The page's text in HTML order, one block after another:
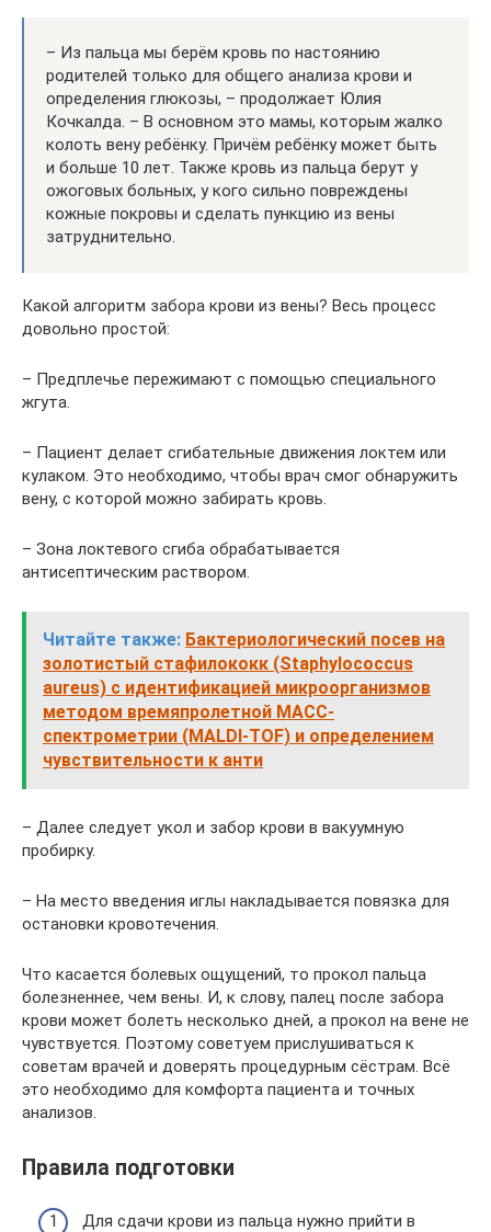
– Из пальца мы берём кровь по настоянию
родителей только для общего анализа крови и
определения глюкозы, – продолжает Юлия
Кочкалда. – В основном это мамы, которым жалко
колоть вену ребёнку. Причём ребёнку может быть
и больше 10 лет. Также кровь из пальца берут у
ожоговых больных, у кого сильно повреждены
кожные покровы и сделать пункцию из вены
затруднительно.
Какой алгоритм забора крови из вены? Весь процесс
довольно простой:
– Предплечье пережимают с помощью специального
жгута.
– Пациент делает сгибательные движения локтем или
кулаком. Это необходимо, чтобы врач смог обнаружить
вену, с которой можно забирать кровь.
– Зона локтевого сгиба обрабатывается
антисептическим раствором.
Читайте также: Бактериологический посев на
золотистый стафилококк (Staphylococcus
aureus) с идентификацией микроорганизмов
методом времяпролетной МАСС-
спектрометрии (MALDI-TOF) и определением
чувствительности к анти
– Далее следует укол и забор крови в вакуумную
пробирку.
– На место введения иглы накладывается повязка для
остановки кровотечения.
Что касается болевых ощущений, то прокол пальца
болезненнее, чем вены. И, к слову, палец после забора
крови может болеть несколько дней, а прокол на вене не
чувствуется. Поэтому советуем прислушиваться к
советам врачей и доверять процедурным сёстрам. Всё
это необходимо для комфорта пациента и точных
анализов.
Правила подготовки
Для сдачи крови из пальца нужно прийти в